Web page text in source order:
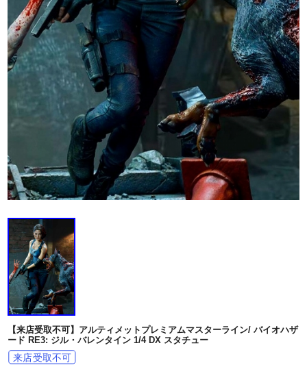
【来店受取不可】アルティメットプレミアムマスターライン/ バイオハザ
ード RE3: ジル・バレンタイン 1/4 DX スタチュー